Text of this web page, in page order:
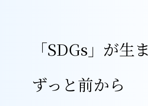
「SDGs」が生
ずっと前から